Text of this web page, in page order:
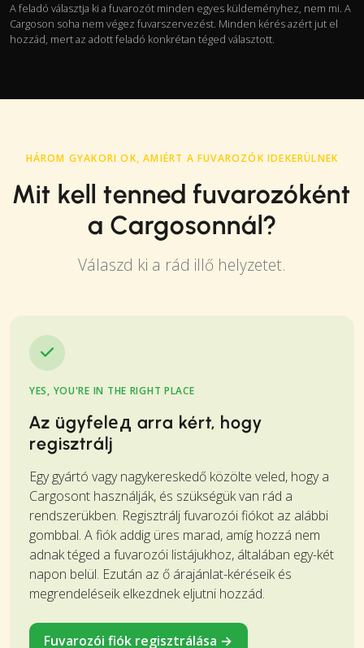
A feladó választja ki a fuvarozót minden egyes küldeményhez, nem mi. A
Cargoson soha nem végez fuvarszervezést. Minden kérés azért jut el
hozzád, mert az adott feladó konkrétan téged választott.
HÁROM GYAKORI OK, AMIÉRT A FUVAROZÓK IDEKERÜLNEK
Mit kell tenned fuvarozóként
a Cargosonnál?
Válaszd ki a rád illő helyzetet.
YES, YOU'RE IN THE RIGHT PLACE
Az ügyfelед arra kért, hogy
regisztrálj
Egy gyártó vagy nagykereskedő közölte veled, hogy a
Cargosont használják, és szükségük van rád a
rendszerükben. Regisztrálj fuvarozói fiókot az alábbi
gombbal. A fiók addig üres marad, amíg hozzá nem
adnak téged a fuvarozói listájukhoz, általában egy-két
napon belül. Ezután az ő árajánlat-kéréseik és
megrendeléseik elkezdnek eljutni hozzád.
Fuvarozói fiók regisztrálása →